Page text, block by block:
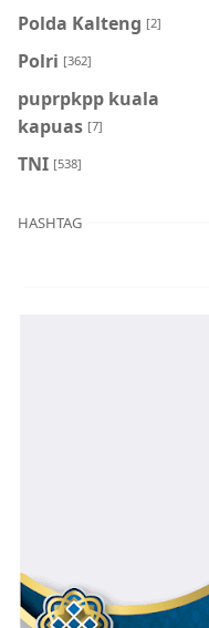
Polda Kalteng [2]
Polri [362]
puprpkpp kuala
kapuas [7]
TNI [538]
HASHTAG